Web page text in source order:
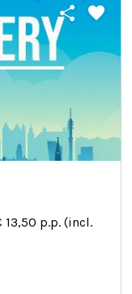
share favorite
13,50 p.p. (incl.